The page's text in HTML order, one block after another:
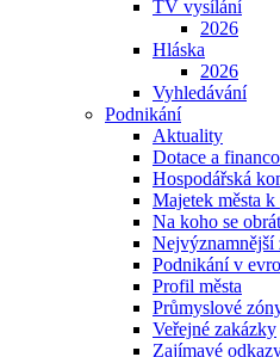
TV vysílání
2026
Hláska
2026
Vyhledávání
Podnikání
Aktuality
Dotace a
Hospodářská
Majetek města
Na koho se
Nejvýznamnější
Podnikání v
Profil města
Průmyslové
Veřejné zakázky
Zajímavé